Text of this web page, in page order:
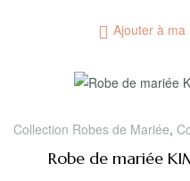
Ajouter à ma
Collection Robes de Mariée,
Robe de mariée